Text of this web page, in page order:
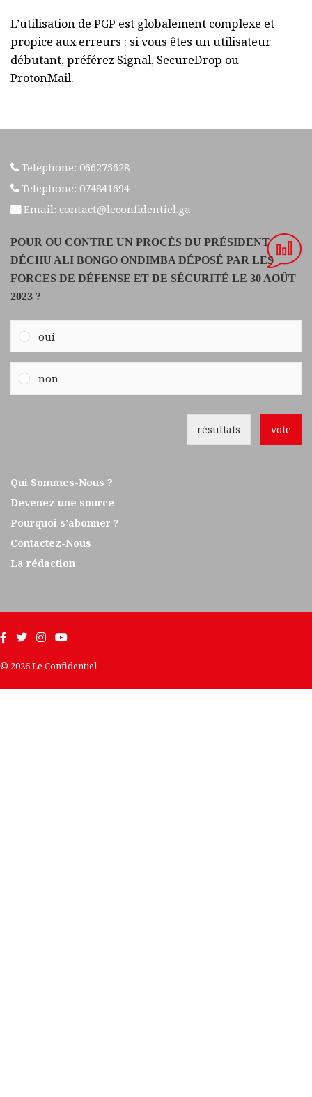
L’utilisation de PGP est globalement complexe et
propice aux erreurs : si vous êtes un utilisateur
débutant, préférez Signal, SecureDrop ou
ProtonMail.
Telephone: 066275628
Telephone: 074841694
Email: contact@leconfidentiel.ga
POUR OU CONTRE UN PROCÈS DU PRÉSIDENT
DÉCHU ALI BONGO ONDIMBA DÉPOSÉ PAR LES
FORCES DE DÉFENSE ET DE SÉCURITÉ LE 30 AOÛT
2023 ?
oui
non
résultats vote
Qui Sommes-Nous ?
Devenez une source
Pourquoi s’abonner ?
Contactez-Nous
La rédaction
© 2026 Le Confidentiel